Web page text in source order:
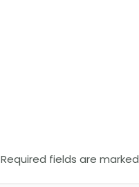
Required fields are marked